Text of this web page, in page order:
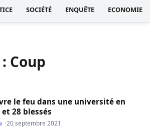
SOCIÉTÉ ENQUÊTE ECONOMIE
Coup
le feu dans une université en
28 blessés
20 septembre 2021